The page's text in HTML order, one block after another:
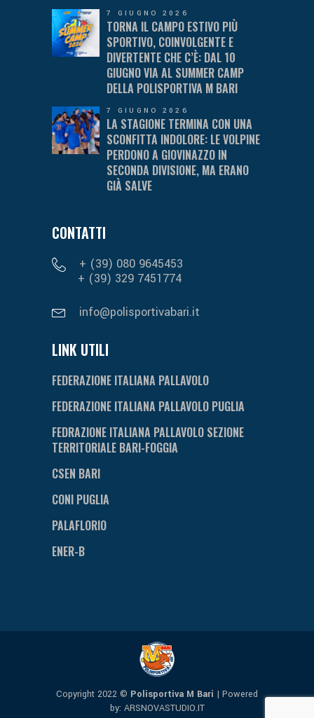
7 GIUGNO 2026
TORNA IL CAMPO ESTIVO PIÙ
SPORTIVO, COINVOLGENTE E
DIVERTENTE CHE C’È: DAL 10
GIUGNO VIA AL SUMMER CAMP
DELLA POLISPORTIVA M BARI
7 GIUGNO 2026
LA STAGIONE TERMINA CON UNA
SCONFITTA INDOLORE: LE VOLPINE
PERDONO A GIOVINAZZO IN
SECONDA DIVISIONE, MA ERANO
GIÀ SALVE
CONTATTI
+ (39) 080 9645453
+ (39) 329 7451774
info@polisportivabari.it
LINK UTILI
FEDERAZIONE ITALIANA PALLAVOLO
FEDERAZIONE ITALIANA PALLAVOLO PUGLIA
FEDRAZIONE ITALIANA PALLAVOLO SEZIONE
TERRITORIALE BARI-FOGGIA
CSEN BARI
CONI PUGLIA
PALAFLORIO
ENER-B
Copyright 2022 © Polisportiva M Bari | Powered
by: ARSNOVASTUDIO.IT